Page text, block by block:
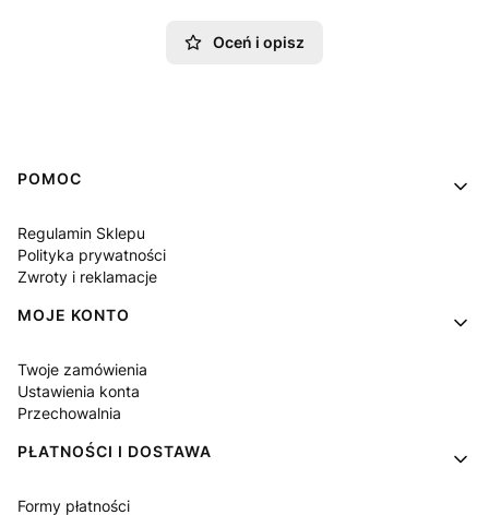
Oceń i opisz
Linki w stopce
POMOC
Regulamin Sklepu
Polityka prywatności
Zwroty i reklamacje
MOJE KONTO
Twoje zamówienia
Ustawienia konta
Przechowalnia
PŁATNOŚCI I DOSTAWA
Formy płatności